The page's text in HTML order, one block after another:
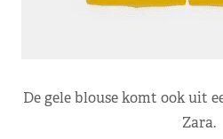
De gele blouse komt ook uit
Zara.